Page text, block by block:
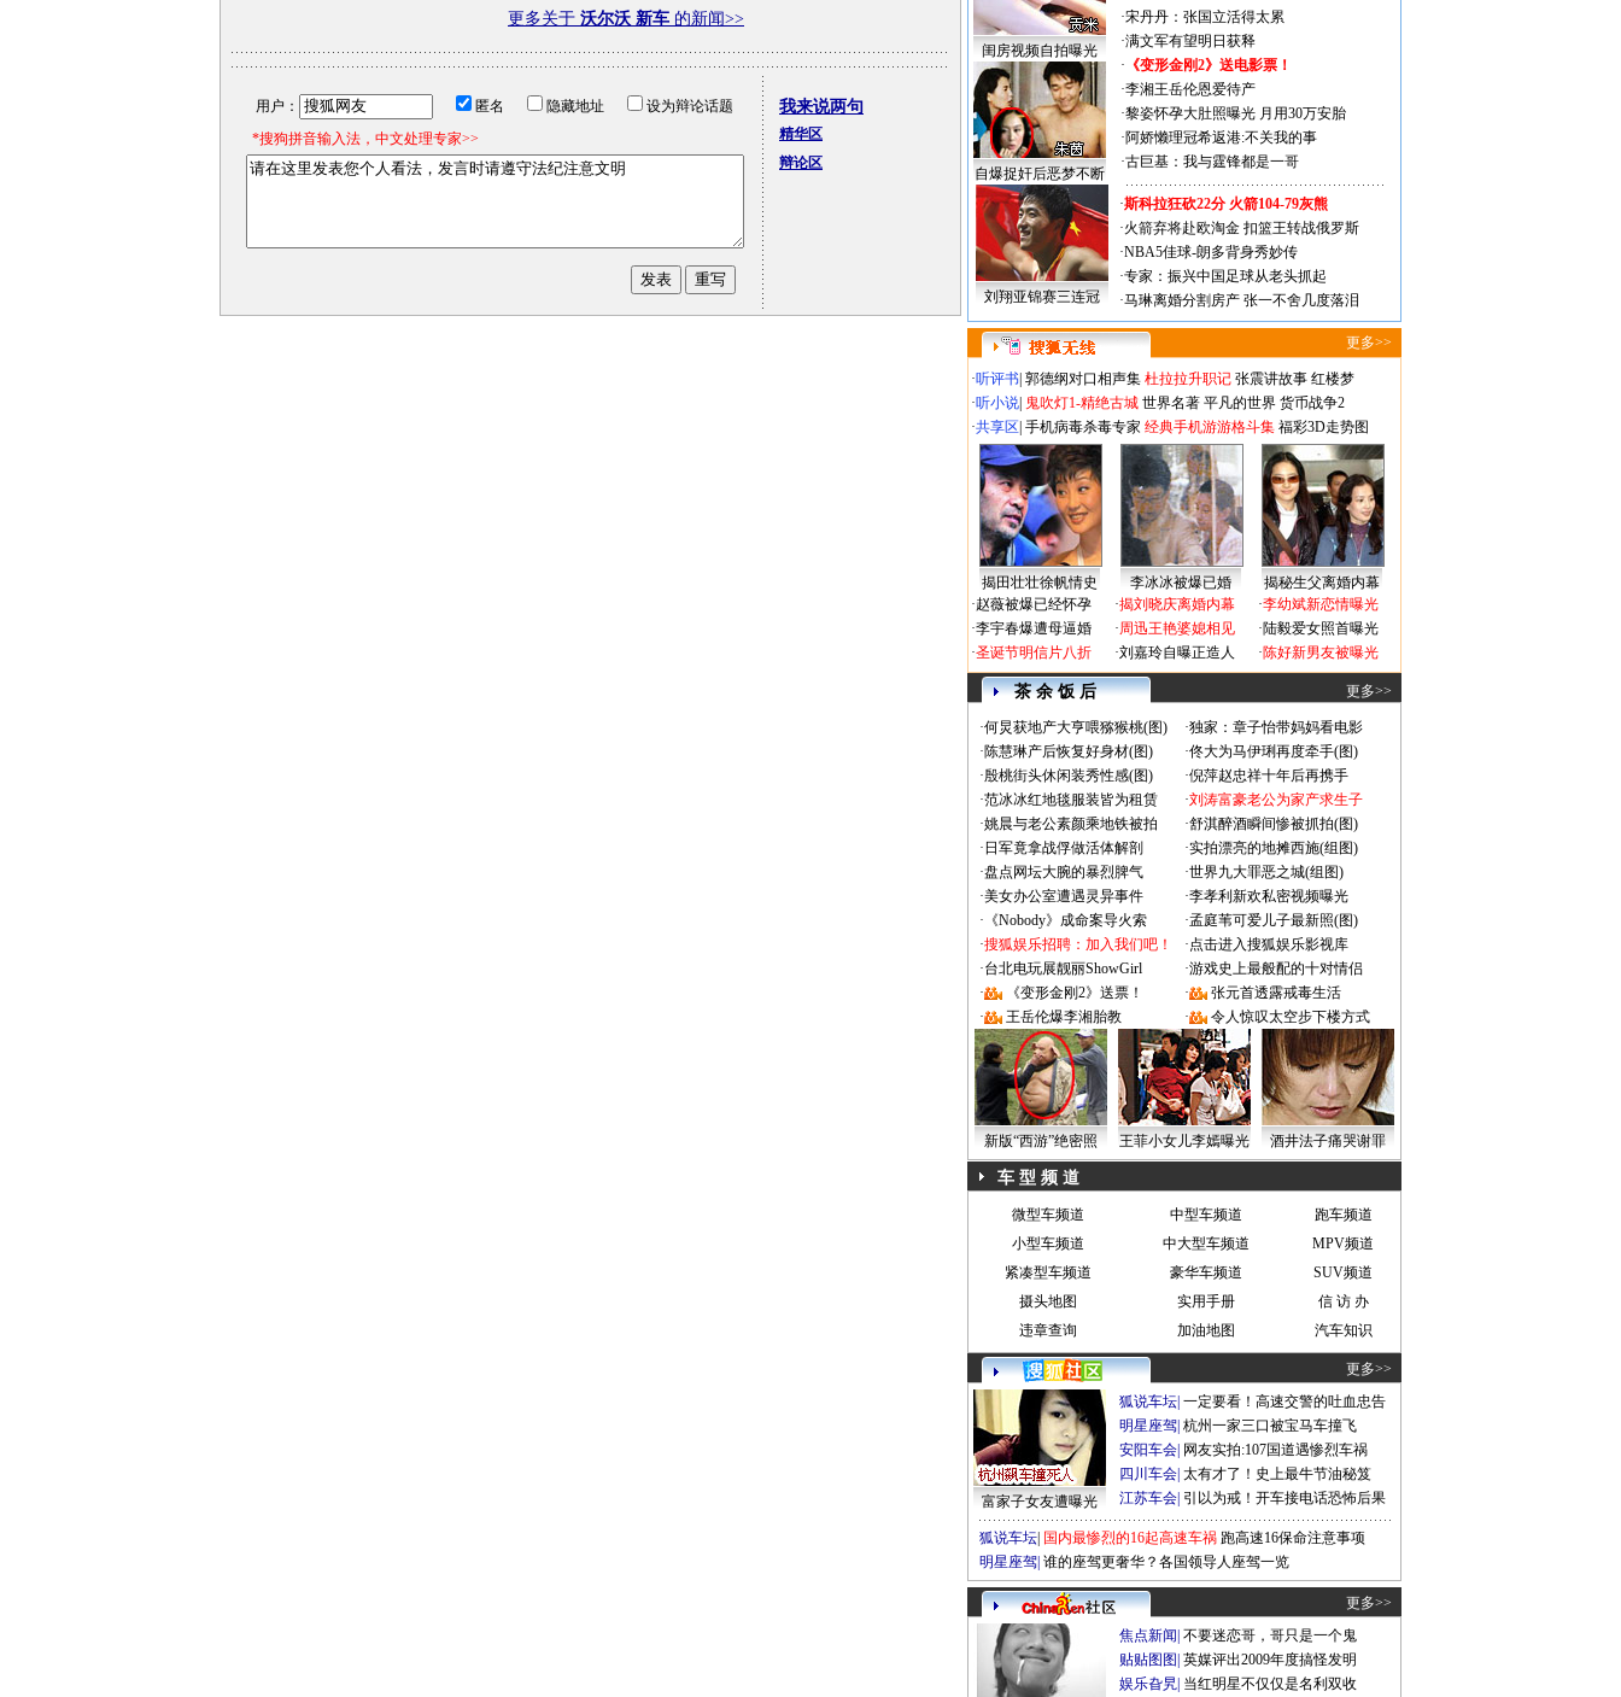
更多关于 沃尔沃 新车 的新闻>>
用户： 匿名 隐藏地址
设为辩论话题
*搜狗拼音输入法，中文处理专家>>
我来说两句
精华区
辩论区
闺房视频自拍曝光
自爆捉奸后恶梦不断
·宋丹丹：张国立活得太累
·满文军有望明日获释
· 《变形金刚2》送电影票！
·李湘王岳伦恩爱待产
·黎姿怀孕大肚照曝光 月用30万安胎
·阿娇懒理冠希返港:不关我的事
·古巨基：我与霆锋都是一哥
刘翔亚锦赛三连冠
·斯科拉狂砍22分 火箭104-79灰熊
·火箭弃将赴欧淘金 扣篮王转战俄罗斯
·NBA5佳球-朗多背身秀妙传
·专家：振兴中国足球从老头抓起
·马琳离婚分割房产 张一不舍几度落泪
更多>>
·听评书 郭德纲对口相声集 杜拉拉升职记 张震讲故事 红楼梦
·听小说 鬼吹灯1-精绝古城 世界名著 平凡的世界 货币战争2
·共享区 手机病毒杀毒专家 经典手机游游格斗集 福彩3D走势图
揭田壮壮徐帆情史 李冰冰被爆已婚
揭秘生父离婚内幕
·赵薇被爆已经怀孕
·李宇春爆遭母逼婚
·圣诞节明信片八折
·揭刘晓庆离婚内幕
·周迅王艳婆媳相见
·刘嘉玲自曝正造人
·李幼斌新恋情曝光
·陆毅爱女照首曝光
·陈好新男友被曝光
茶 余 饭 后 更多>>
·何炅获地产大亨喂猕猴桃(图) ·独家：章子怡带妈妈看电影
·陈慧琳产后恢复好身材(图) ·佟大为马伊琍再度牵手(图)
·殷桃街头休闲装秀性感(图) ·倪萍赵忠祥十年后再携手
·范冰冰红地毯服装皆为租赁 ·刘涛富豪老公为家产求生子
·姚晨与老公素颜乘地铁被拍 ·舒淇醉酒瞬间惨被抓拍(图)
· 日军竟拿战俘做活体解剖 ·实拍漂亮的地摊西施(组图)
·盘点网坛大腕的暴烈脾气 ·世界九大罪恶之城(组图)
·美女办公室遭遇灵异事件 ·李孝利新欢私密视频曝光
· 《Nobody》成命案导火索 ·孟庭苇可爱儿子最新照(图)
·搜狐娱乐招聘：加入我们吧！ ·点击进入搜狐娱乐影视库
·台北电玩展靓丽ShowGirl ·游戏史上最般配的十对情侣
·
《变形金刚2》送票！ ·
张元首透露戒毒生活
·
王岳伦爆李湘胎教 · 令人惊叹太空步下楼方式
新版“西游”绝密照 王菲小女儿李嫣曝光 酒井法子痛哭谢罪
车 型 频 道
微型车频道 中型车频道
跑车频道
小型车频道
中大型车频道
MPV频道
紧凑型车频道
豪华车频道
SUV频道
摄头地图
实用手册
信 访 办
违章查询
加油地图 汽车知识
更多>>
富家子女友遭曝光
狐说车坛 一定要看！高速交警的吐血忠告
明星座驾 杭州一家三口被宝马车撞飞
安阳车会 网友实拍:107国道遇惨烈车祸
四川车会 太有才了！史上最牛节油秘笈
江苏车会 引以为戒！开车接电话恐怖后果
狐说车坛 国内最惨烈的16起高速车祸 跑高速16保命注意事项
明星座驾 谁的座驾更奢华？各国领导人座驾一览
更多>>
焦点新闻 不要迷恋哥，哥只是一个鬼
贴贴图图 英媒评出2009年度搞怪发明
娱乐旮旯 当红明星不仅仅是名利双收